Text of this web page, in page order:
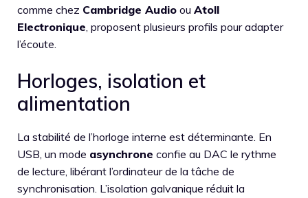
comme chez Cambridge Audio ou Atoll
Electronique, proposent plusieurs profils pour adapter
l’écoute.
Horloges, isolation et
alimentation
La stabilité de l’horloge interne est déterminante. En
USB, un mode asynchrone confie au DAC le rythme
de lecture, libérant l’ordinateur de la tâche de
synchronisation. L’isolation galvanique réduit la